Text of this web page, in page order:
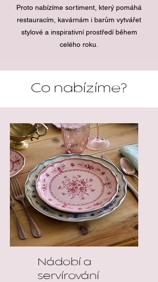
Proto nabízíme sortiment, který pomáhá
restauracím, kavárnám i barům vytvářet
stylové a inspirativní prostředí během
celého roku.
Co nabízíme?
Nádobí a
servírování